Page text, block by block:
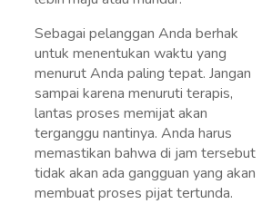
Sebagai pelanggan Anda berhak
untuk menentukan waktu yang
menurut Anda paling tepat. Jangan
sampai karena menuruti terapis,
lantas proses memijat akan
terganggu nantinya. Anda harus
memastikan bahwa di jam tersebut
tidak akan ada gangguan yang akan
membuat proses pijat tertunda.